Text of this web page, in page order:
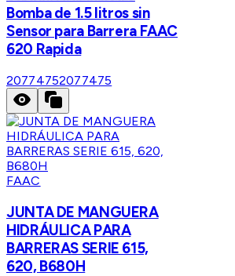
Bomba de 1.5 litros sin
Sensor para Barrera FAAC
620 Rapida
20774752077475
FAAC
JUNTA DE MANGUERA
HIDRÁULICA PARA
BARRERAS SERIE 615,
620, B680H